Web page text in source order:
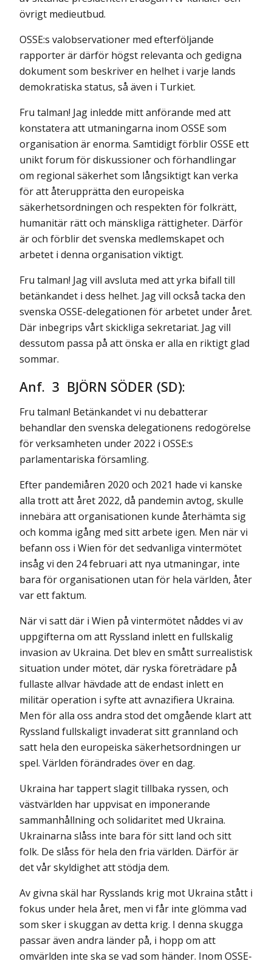
övrigt medieutbud.
OSSE:s valobservationer med efterföljande
rapporter är därför högst relevanta och gedigna
dokument som beskriver en helhet i varje lands
demokratiska status, så även i Turkiet.
Fru talman! Jag inledde mitt anförande med att
konstatera att utmaningarna inom OSSE som
organisation är enorma. Samtidigt förblir OSSE ett
unikt forum för diskussioner och förhandlingar
om regional säkerhet som långsiktigt kan verka
för att återupprätta den europeiska
säkerhetsordningen och respekten för folkrätt,
humanitär rätt och mänskliga rättigheter. Därför
är och förblir det svenska medlemskapet och
arbetet i denna organisation viktigt.
Fru talman! Jag vill avsluta med att yrka bifall till
betänkandet i dess helhet. Jag vill också tacka den
svenska OSSE-delegationen för arbetet under året.
Där inbegrips vårt skickliga sekretariat. Jag vill
dessutom passa på att önska er alla en riktigt glad
sommar.
Anf. 3 BJÖRN SÖDER (SD):
Fru talman! Betänkandet vi nu debatterar
behandlar den svenska delegationens redogörelse
för verksamheten under 2022 i OSSE:s
parlamentariska församling.
Efter pandemiåren 2020 och 2021 hade vi kanske
alla trott att året 2022, då pandemin avtog, skulle
innebära att organisationen kunde återhämta sig
och komma igång med sitt arbete igen. Men när vi
befann oss i Wien för det sedvanliga vintermötet
insåg vi den 24 februari att nya utmaningar, inte
bara för organisationen utan för hela världen, åter
var ett faktum.
När vi satt där i Wien på vintermötet nåddes vi av
uppgifterna om att Ryssland inlett en fullskalig
invasion av Ukraina. Det blev en smått surrea­listisk
situation under mötet, där ryska företrädare på
fullaste allvar häv­dade att de endast inlett en
militär operation i syfte att avnazifiera Ukraina.
Men för alla oss andra stod det omgående klart att
Ryssland fullskaligt invaderat sitt grannland och
satt hela den europeiska säkerhetsordningen ur
spel. Världen förändrades över en dag.
Ukraina har tappert slagit tillbaka ryssen, och
västvärlden har uppvisat en imponerande
sammanhållning och solidaritet med Ukraina.
Ukrainarna slåss inte bara för sitt land och sitt
folk. De slåss för hela den fria världen. Därför är
det vår skyldighet att stödja dem.
Av givna skäl har Rysslands krig mot Ukraina stått i
fokus under hela året, men vi får inte glömma vad
som sker i skuggan av detta krig. I denna skugga
passar även andra länder på, i hopp om att
omvärlden inte ska se vad som händer. Inom OSSE-